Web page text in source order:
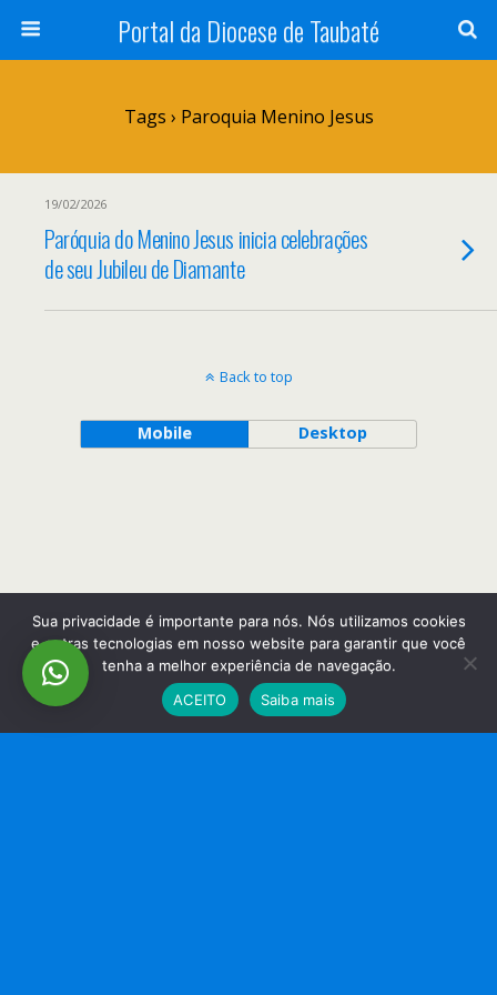
Portal da Diocese de Taubaté
Tags › Paroquia Menino Jesus
19/02/2026
Paróquia do Menino Jesus inicia celebrações
de seu Jubileu de Diamante
Back to top
Mobile Desktop
Sua privacidade é importante para nós. Nós utilizamos cookies
e outras tecnologias em nosso website para garantir que você
tenha a melhor experiência de navegação.
ACEITO
Saiba mais